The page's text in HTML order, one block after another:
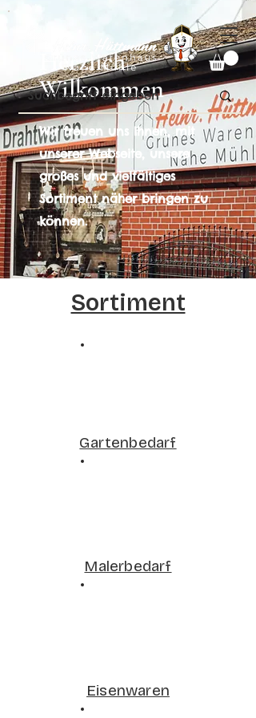
Herzlich
Wilkommen
Wir freuen uns Ihnen, mit
unserer Webseite, unsere
großes und vielfältiges
Sortiment näher bringen zu
können.
Sortiment
Gartenbedarf
Malerbedarf
Eisenwaren